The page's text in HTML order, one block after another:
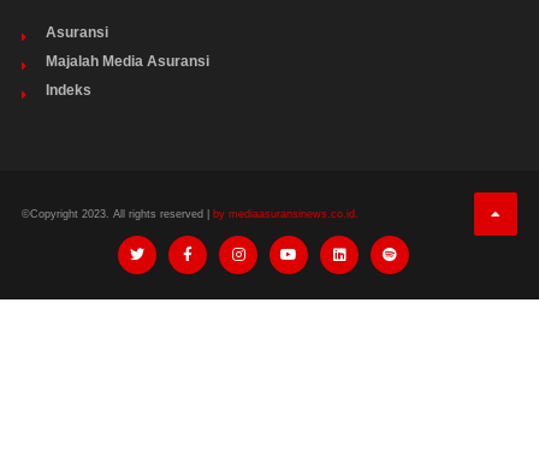
Asuransi
Majalah Media Asuransi
Indeks
©Copyright 2023. All rights reserved | by mediaasuransinews.co.id.